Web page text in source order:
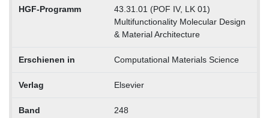
HGF-Programm
43.31.01 (POF IV, LK 01)
Multifunctionality Molecular Design
& Material Architecture
Erschienen in Computational Materials Science
Verlag Elsevier
Band 248